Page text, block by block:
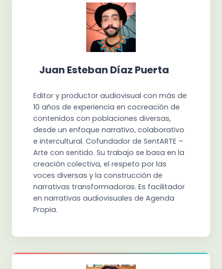
Juan Esteban Díaz Puerta
Editor y productor audiovisual con más de
10 años de experiencia en cocreación de
contenidos con poblaciones diversas,
desde un enfoque narrativo, colaborativo
e intercultural. Cofundador de SentARTE –
Arte con sentido. Su trabajo se basa en la
creación colectiva, el respeto por las
voces diversas y la construcción de
narrativas transformadoras. Es facilitador
en narrativas audiovisuales de Agenda
Propia.